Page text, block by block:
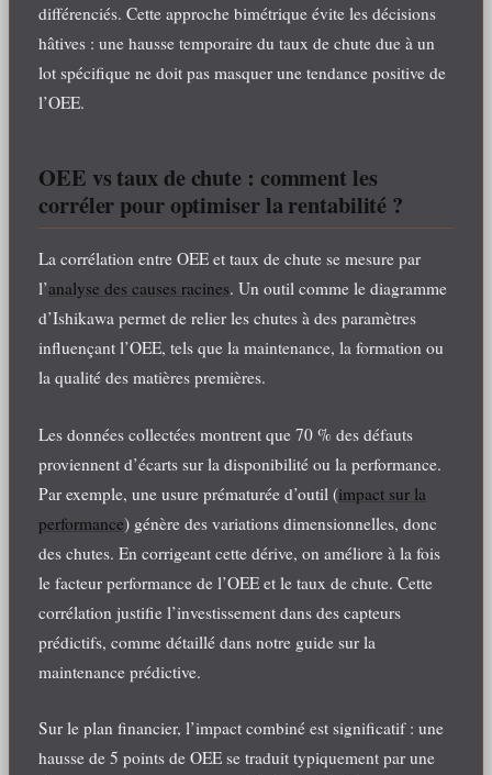
différenciés. Cette approche bimétrique évite les décisions
hâtives : une hausse temporaire du taux de chute due à un
lot spécifique ne doit pas masquer une tendance positive de
l’OEE.
OEE vs taux de chute : comment les
corréler pour optimiser la rentabilité ?
La corrélation entre OEE et taux de chute se mesure par
l’analyse des causes racines. Un outil comme le diagramme
d’Ishikawa permet de relier les chutes à des paramètres
influençant l’OEE, tels que la maintenance, la formation ou
la qualité des matières premières.
Les données collectées montrent que 70 % des défauts
proviennent d’écarts sur la disponibilité ou la performance.
Par exemple, une usure prématurée d’outil (impact sur la
performance) génère des variations dimensionnelles, donc
des chutes. En corrigeant cette dérive, on améliore à la fois
le facteur performance de l’OEE et le taux de chute. Cette
corrélation justifie l’investissement dans des capteurs
prédictifs, comme détaillé dans notre guide sur la
maintenance prédictive.
Sur le plan financier, l’impact combiné est significatif : une
hausse de 5 points de OEE se traduit typiquement par une